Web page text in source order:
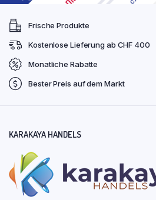
Frische Produkte
Kostenlose Lieferung ab CHF 400
Monatliche Rabatte
Bester Preis auf dem Markt
KARAKAYA HANDELS